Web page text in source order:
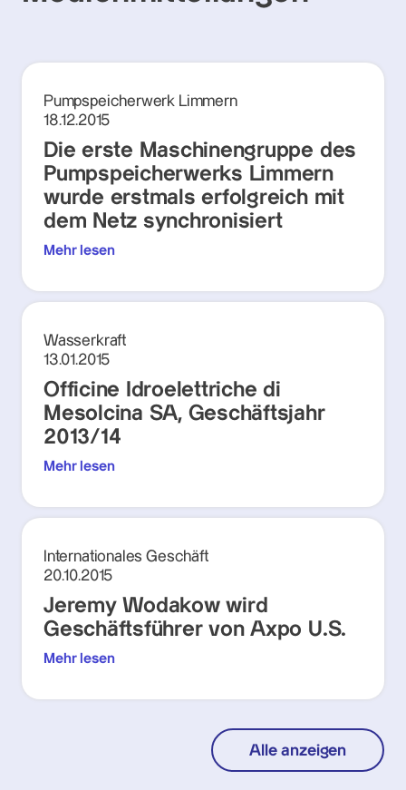
Pumpspeicherwerk Limmern
18.12.2015
Die erste Maschinengruppe des
Pumpspeicherwerks Limmern
wurde erstmals erfolgreich mit
dem Netz synchronisiert
Mehr lesen
Wasserkraft
13.01.2015
Officine Idroelettriche di
Mesolcina SA, Geschäftsjahr
2013/14
Mehr lesen
Internationales Geschäft
20.10.2015
Jeremy Wodakow wird
Geschäftsführer von Axpo U.S.
Mehr lesen
Alle anzeigen